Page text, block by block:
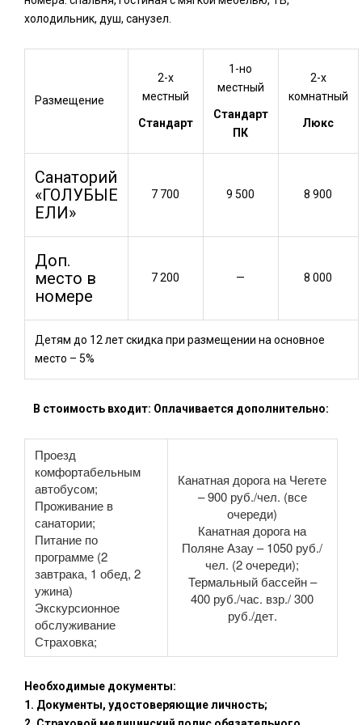
холодильник, душ, санузел.
Размещение
2-х
местный
Стандарт
1-но
местный
Стандарт
ПК
2-х
комнатный
Люкс
Санаторий
«ГОЛУБЫЕ
ЕЛИ»
7 700 9 500 8 900
Доп.
место в
номере
7 200 — 8 000
Детям до 12 лет скидка при размещении на основное
место – 5%
В стоимость входит: Оплачивается дополнительно:
Проезд
комфортабельным
автобусом;
Проживание в
санатории;
Питание по
программе (2
завтрака, 1 обед, 2
ужина)
Экскурсионное
обслуживание
Страховка;
Канатная дорога на Чегете
– 900 руб./чел. (все
очереди)
Канатная дорога на
Поляне Азау – 1050 руб./
чел. (2 очереди);
Термальный бассейн –
400 руб./час. взр./ 300
руб./дет.
Необходимые документы:
1. Документы, удостоверяющие личность;